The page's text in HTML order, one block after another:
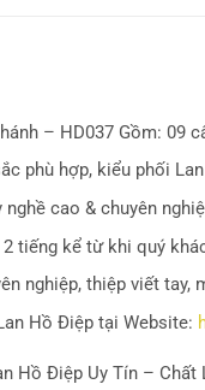
– HD037 Gồm: 09
phù hợp, kiểu phối
cao & chuyên
tiếng kể từ khi quý
nghiệp, thiệp viết tay,
Hồ Điệp tại Website:
Hồ Điệp Uy Tín –